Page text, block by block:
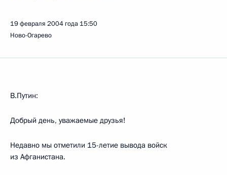
19 февраля 2004 года 15:50
Ново-Огарево
В.Путин:
Добрый день, уважаемые друзья!
Недавно мы отметили 15-летие вывода войск
из Афганистана.